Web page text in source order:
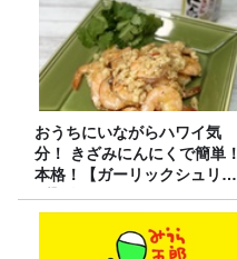
おうちにいながらハワイ気
分！ きざみにんにくで簡単！
本格！【ガーリックシュリン
プ】 桃屋のかんたんレシピ